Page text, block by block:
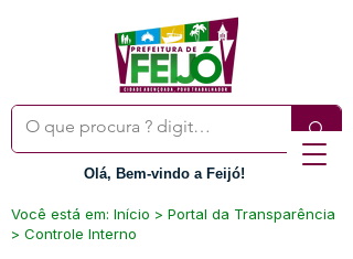
Olá, Bem-vindo a Feijó!
Você está em: Início > Portal da Transparência
> Controle Interno